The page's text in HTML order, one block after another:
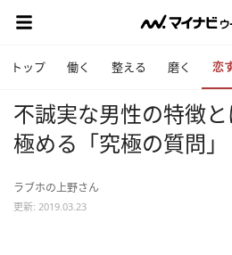
トップ 働く 整える 磨く 恋
不誠実な男性の特徴
極める「究極の質問」
ラブホの上野さん
更新: 2019.03.23